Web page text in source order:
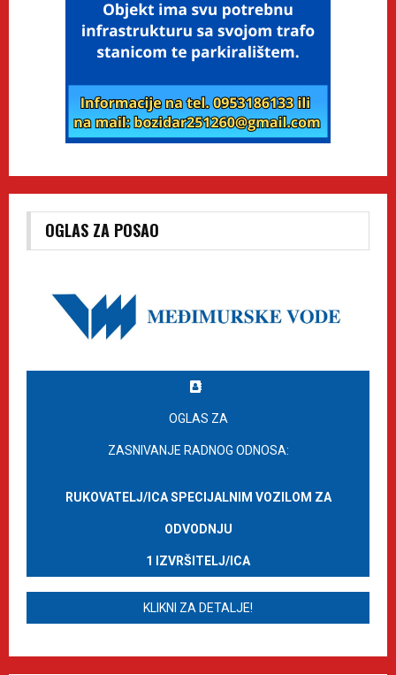
OGLAS ZA POSAO
OGLAS ZA
ZASNIVANJE RADNOG ODNOSA:
RUKOVATELJ/ICA SPECIJALNIM VOZILOM ZA
ODVODNJU
1 IZVRŠITELJ/ICA
KLIKNI ZA DETALJE!